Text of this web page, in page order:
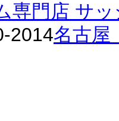
専門店 サ
2014名古屋